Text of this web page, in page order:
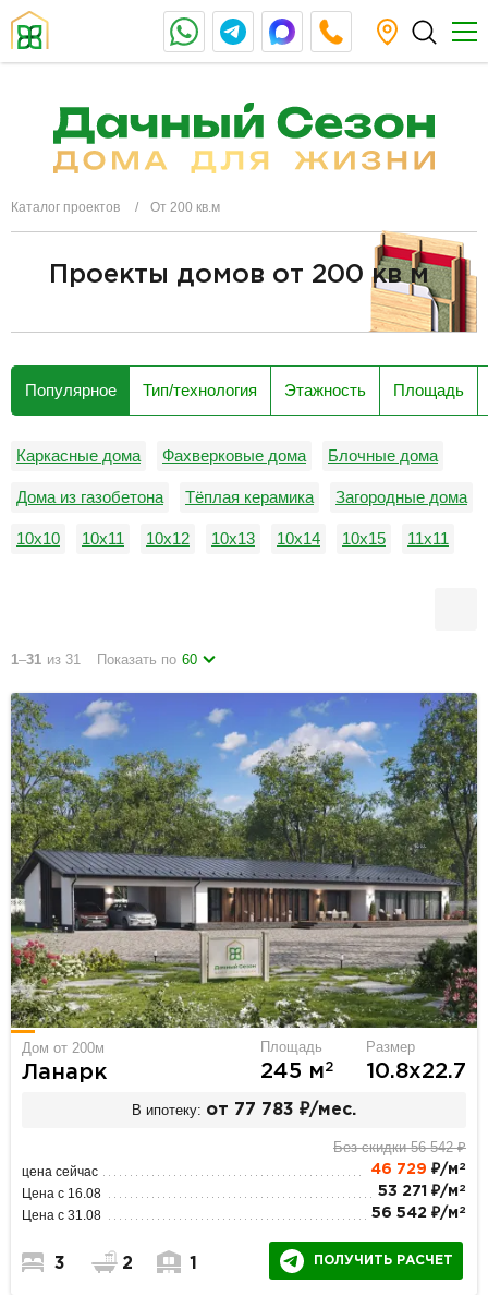
Каталог проектов От 200 кв.м
Проекты домов от 200 кв м
Популярное Тип/технология Этажность Площадь
Каркасные дома Фахверковые дома Блочные дома
Дома из газобетона Тёплая керамика Загородные дома
10х10 10х11 10х12 10х13 10х14 10х15 11х11
1–31 из 31 Показать по 60
Дом от 200м
Ланарк
Площадь
245 м2
Размер
10.8х22.7
В ипотеку: от 77 783 ₽/мес.
Без скидки 56 542 ₽
цена сейчас 46 729 ₽/м 2
Цена с 16.08 53 271 ₽/м 2
Цена с 31.08 56 542 ₽/м 2
3 2 1 ПОЛУЧИТЬ РАСЧЕТ